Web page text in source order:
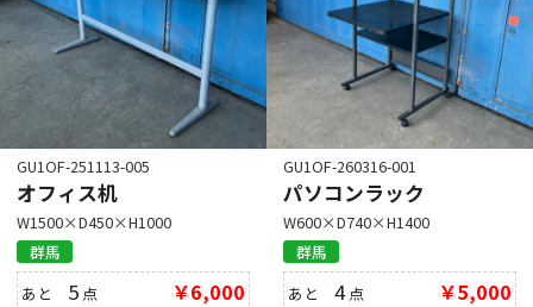
GU1OF-251113-005
オフィス机
W1500×D450×H1000
群馬
あと 5 点 ￥6,000
GU1OF-260316-001
パソコンラック
W600×D740×H1400
群馬
あと4点 ￥5,000